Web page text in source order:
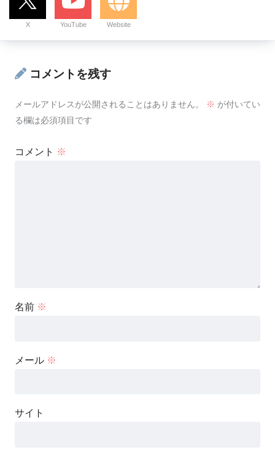
X YouTube Website
コメントを残す
メールアドレスが公開されることはありません。 ※ が付いてい
る欄は必須項目です
コメント ※
名前 ※
メール ※
サイト